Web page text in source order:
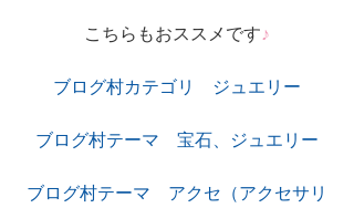
こちらもおススメです♪
ブログ村カテゴリ　ジュエリー
ブログ村テーマ　宝石、ジュエリー
ブログ村テーマ　アクセ（アクセサリ